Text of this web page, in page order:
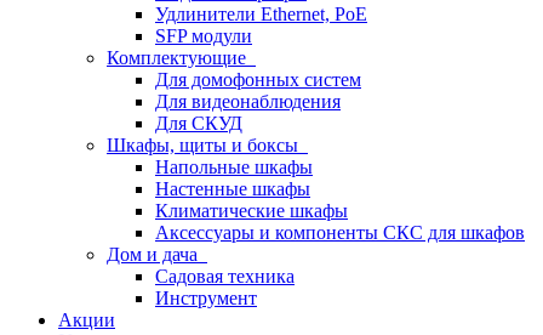
Удлинители Ethernet, PoE
SFP модули
Комплектующие
Для домофонных систем
Для видеонаблюдения
Для СКУД
Шкафы, щиты и боксы
Напольные шкафы
Настенные шкафы
Климатические шкафы
Аксессуары и компоненты СКС для шкафов
Дом и дача
Садовая техника
Инструмент
Акции